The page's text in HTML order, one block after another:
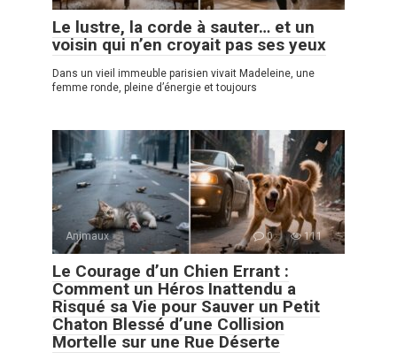
Le lustre, la corde à sauter… et un
voisin qui n’en croyait pas ses yeux
Dans un vieil immeuble parisien vivait Madeleine, une
femme ronde, pleine d’énergie et toujours
Animaux 0 111
Le Courage d’un Chien Errant :
Comment un Héros Inattendu a
Risqué sa Vie pour Sauver un Petit
Chaton Blessé d’une Collision
Mortelle sur une Rue Déserte